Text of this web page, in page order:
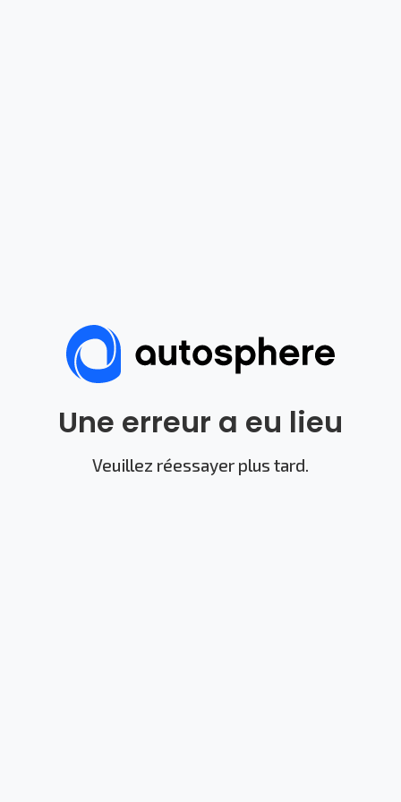
Une erreur a eu lieu
Veuillez réessayer plus tard.